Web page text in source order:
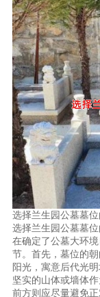
选择兰生园公墓墓
选择兰生园公墓墓
在确定了公墓大环
节。首先，墓位的
阳光，寓意后代光
坚实的山体或墙体
前方则应尽量避免